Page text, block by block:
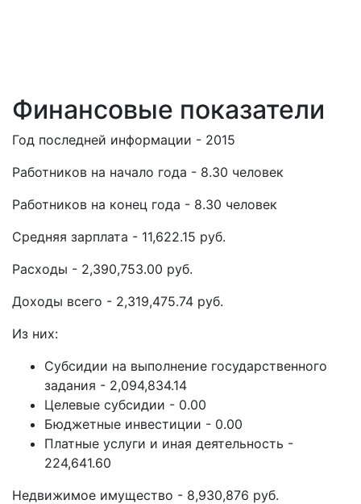
Финансовые показатели
Год последней информации - 2015
Работников на начало года - 8.30 человек
Работников на конец года - 8.30 человек
Средняя зарплата - 11,622.15 руб.
Расходы - 2,390,753.00 руб.
Доходы всего - 2,319,475.74 руб.
Из них:
Субсидии на выполнение государственного
задания - 2,094,834.14
Целевые субсидии - 0.00
Бюджетные инвестиции - 0.00
Платные услуги и иная деятельность -
224,641.60
Недвижимое имущество - 8,930,876 руб.